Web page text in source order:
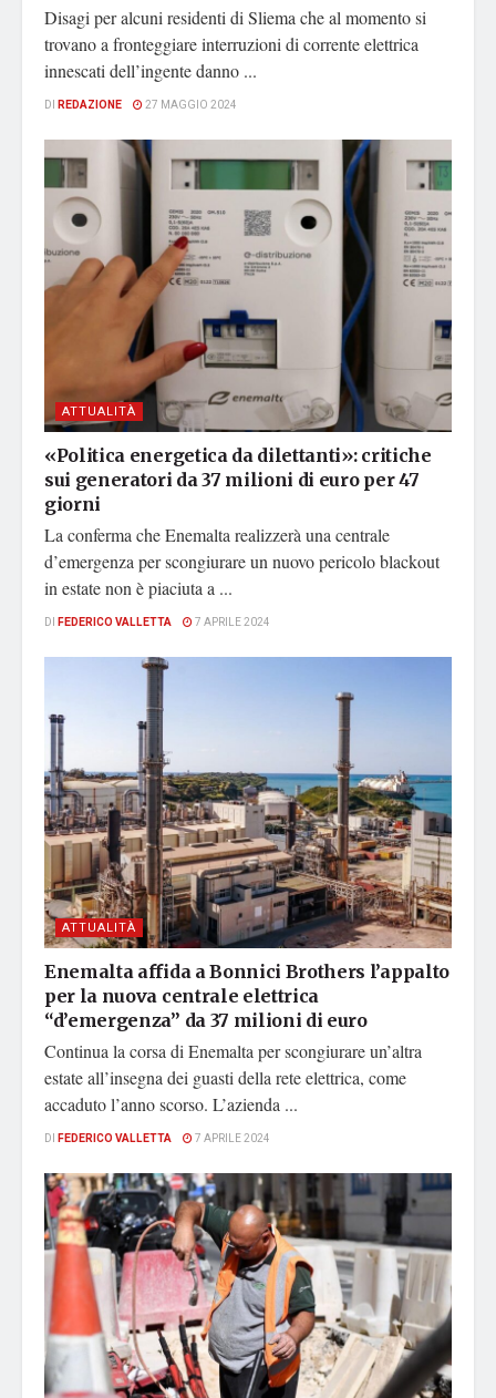
Disagi per alcuni residenti di Sliema che al momento si
trovano a fronteggiare interruzioni di corrente elettrica
innescati dell’ingente danno ...
DI REDAZIONE 27 MAGGIO 2024
ATTUALITÀ
«Politica energetica da dilettanti»: critiche
sui generatori da 37 milioni di euro per 47
giorni
La conferma che Enemalta realizzerà una centrale
d’emergenza per scongiurare un nuovo pericolo blackout
in estate non è piaciuta a ...
DI FEDERICO VALLETTA 7 APRILE 2024
ATTUALITÀ
Enemalta affida a Bonnici Brothers l’appalto
per la nuova centrale elettrica
“d’emergenza” da 37 milioni di euro
Continua la corsa di Enemalta per scongiurare un’altra
estate all’insegna dei guasti della rete elettrica, come
accaduto l’anno scorso. L’azienda ...
DI FEDERICO VALLETTA 7 APRILE 2024